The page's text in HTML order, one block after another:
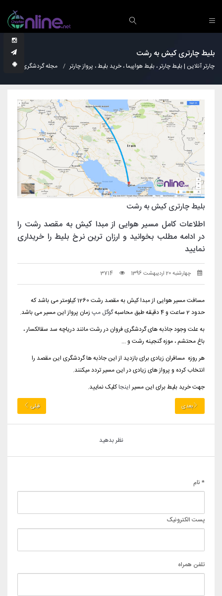
بلیط چارتری کیش به رشت
چارتر آنلاین | بلیط چارتر ، بلیط هواپیما ، خرید بلیط ، پرواز چارتر مجله گردشگری
بلیط چارتری کیش به رشت
اطلاعات کامل مسیر هوایی از مبدا کیش به مقصد رشت را
در ادامه مطلب بخوانید و ارزان ترین نرخ بلیط را خریداری
نمایید
چهارشنبه 20 اردیبهشت 1396 3714
مسافت مسیر هوایی از مبدا کیش به مقصد رشت 1260 کیلومتر می باشد که
حدود 2 ساعت و 4 دقیقه طبق محاسبه
گوگل مپ زمان پرواز این مسیر می باشد.
به علت وجود جاذبه های گردشگری فروان در رشت مانند دریاچه سد سقالکسار ،
باغ محتشم ، موزه گنجینه رشت و ...
هر روزه مسافران زیادی برای بازدید از این جاذبه ها گردشگری این مقصد را
انتخاب کرده و پرواز های زیادی در این مسیر تردد میکنند.
جهت خرید بلیط برای این مسیراینجاکلیک نمایید.
بعدی قبلی
نظر بدهید
* نام
پست الکترونیک
تلفن همراه